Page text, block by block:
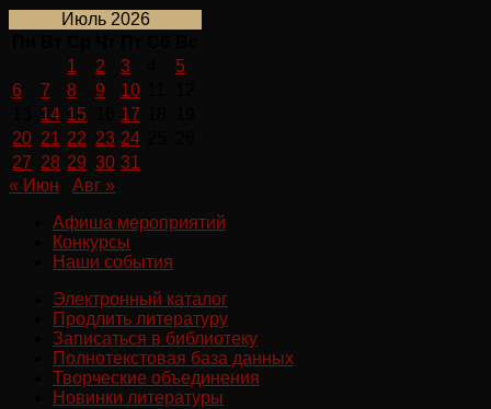
Июль 2026
1
2 3
5
6
7 8 9 10
14 15 17
20 21 22 23 24
27 28 29 30 31
« Июн
Авг »
Афиша мероприятий
Конкурсы
Наши события
Электронный каталог
Продлить литературу
Записаться в библиотеку
Полнотекстовая база данных
Творческие объединения
Новинки литературы